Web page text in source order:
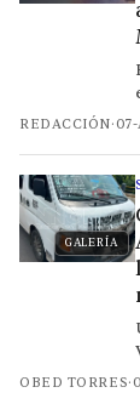
REDACCIÓN· 07-
GALERÍA
OBED TORRES·